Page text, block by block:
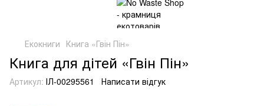
Екокниги Книга «Гвін Пін»
Книга для дітей «Гвін Пін»
Артикул: ІЛ-00295561 Написати відгук